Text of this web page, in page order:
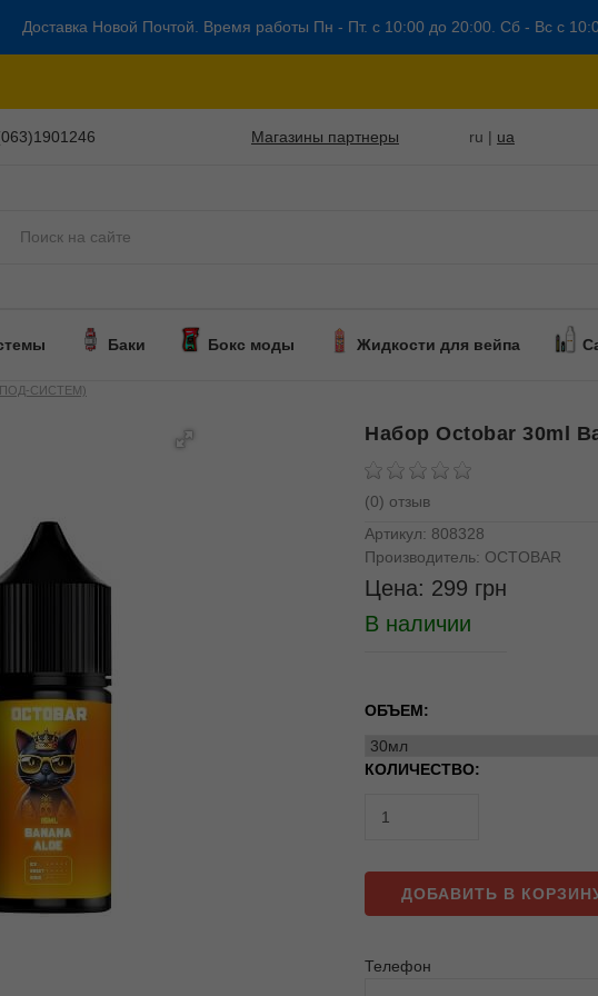
Доставка Новой Почтой. Время работы Пн - Пт. с 10:00 до 20:00. Сб - Вс с
Магазины партнеры ru | ua
Баки Бокс моды Жидкости для вейпа
СИСТЕМ)
Набор Octobar 30ml
(0) отзыв
Артикул: 808328
Производитель: OCTOBAR
Цена: 299 грн
В наличии
ОБЪЕМ:
КОЛИЧЕСТВО:
ДОБАВИТЬ В
Телефон